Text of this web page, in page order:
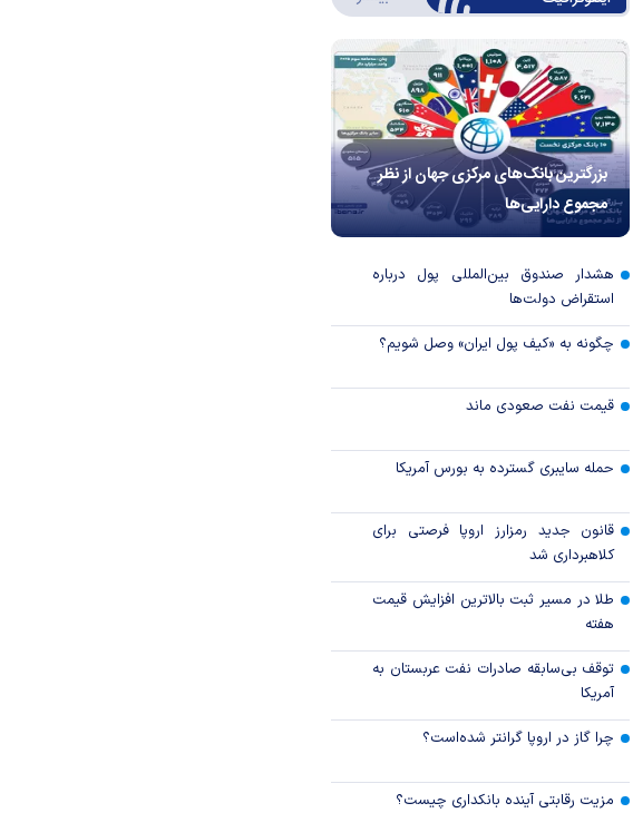
بزرگترین بانک‌های مرکزی جهان از نظر
مجموع دارایی‌ها
هشدار صندوق بین‌المللی پول درباره
استقراض دولت‌ها
چگونه به «کیف پول ایران» وصل شویم؟
قیمت نفت صعودی ماند
حمله سایبری گسترده به بورس آمریکا
قانون جدید رمزارز اروپا فرصتی برای
کلاهبرداری شد
طلا در مسیر ثبت بالاترین افزایش قیمت
هفته
توقف بی‌سابقه صادرات نفت عربستان به
آمریکا
چرا گاز در اروپا گرانتر شده‌است؟
مزیت رقابتی آینده بانکداری چیست؟